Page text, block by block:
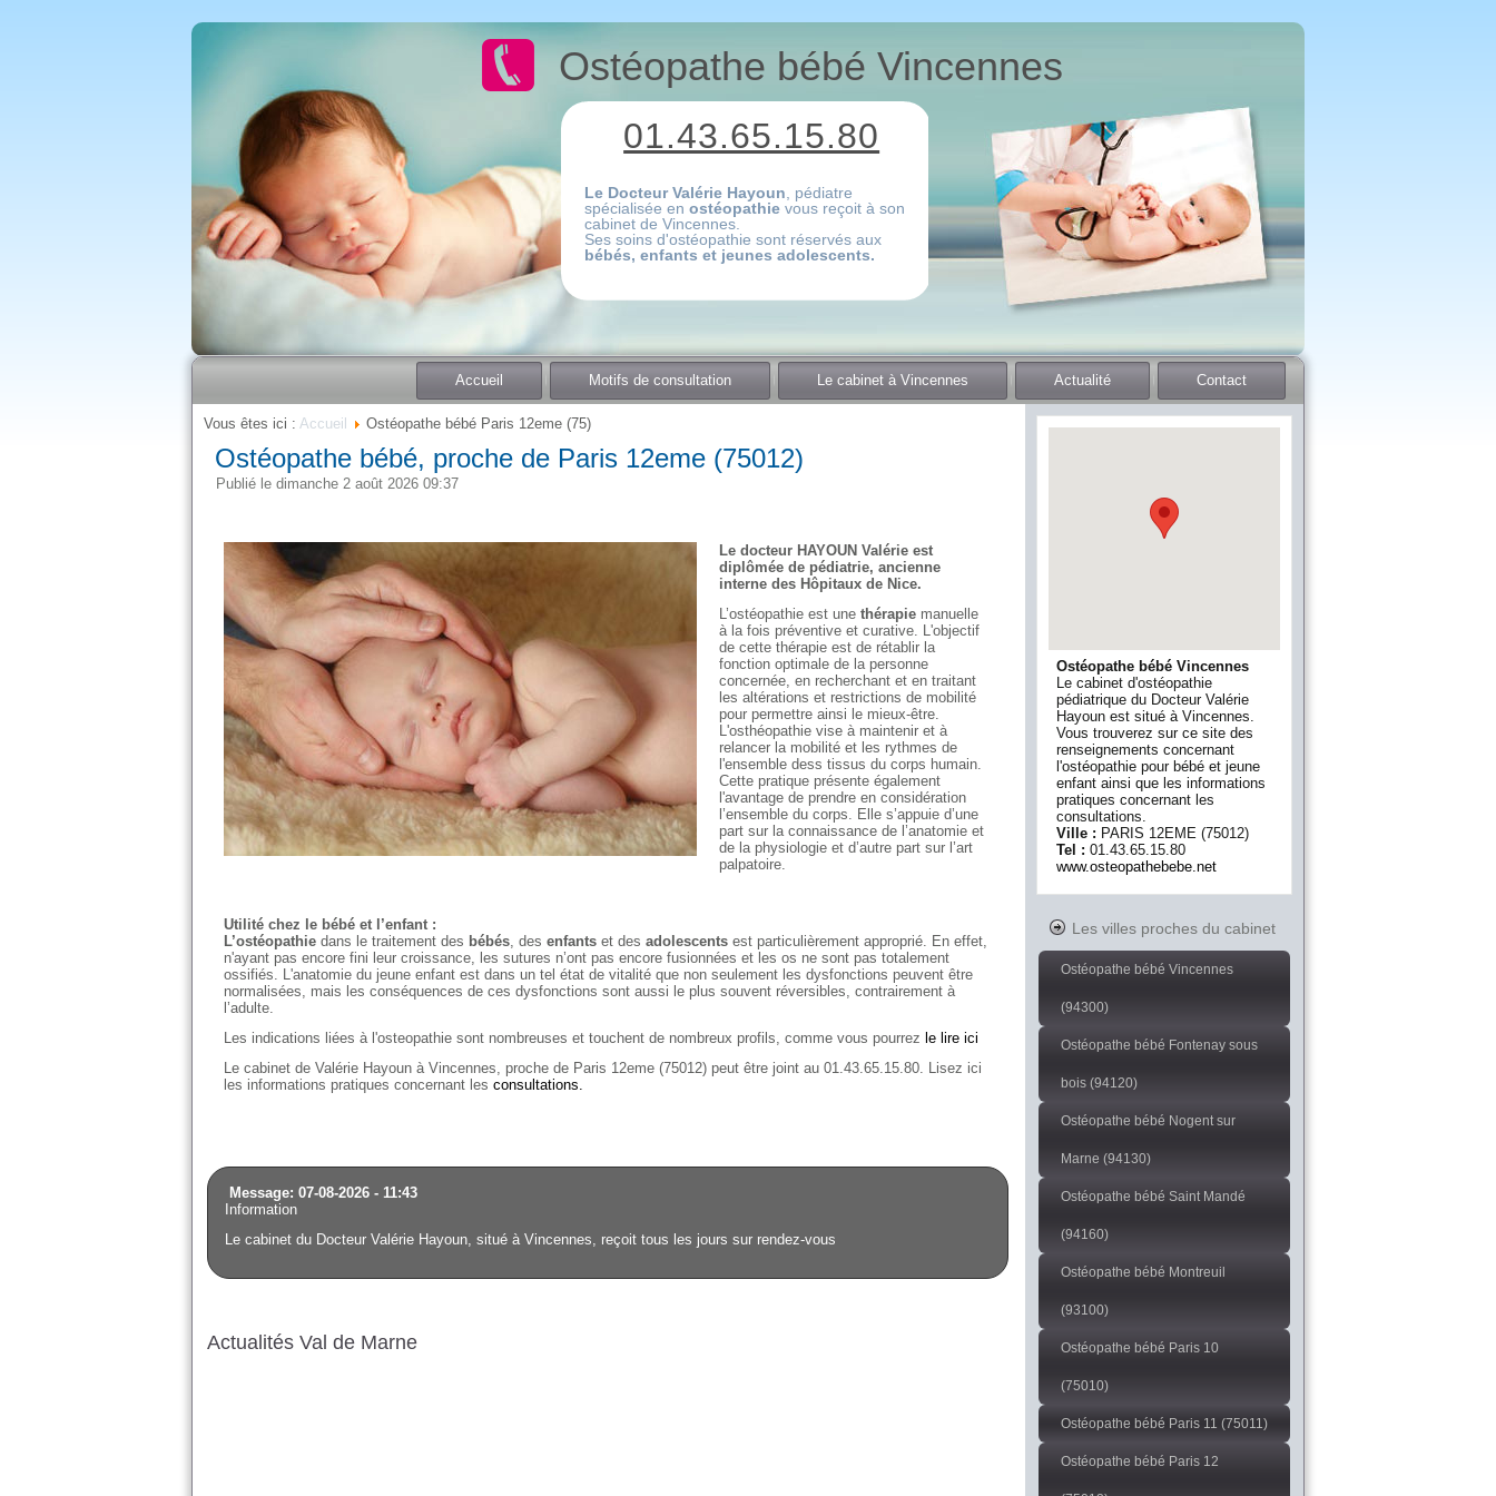
Le Docteur Valérie Hayoun , pédiatre
spécialisée en ostéopathievous reçoit à son
cabinet de Vincennes.
Ses soins d'ostéopathie sont réservés aux
bébés, enfants et jeunes adolescents.
Ostéopathe bébé Vincennes
01.43.65.15.80
Accueil Motifs de consultation Le cabinet à Vincennes Actualité Contact
Vous êtes ici : Accueil Ostéopathe bébé Paris 12eme (75)
Ostéopathe bébé, proche de Paris 12eme (75012)
Publié le dimanche 2 août 2026 09:37
Le docteur HAYOUN Valérie est
diplômée de pédiatrie, ancienne
interne des Hôpitaux de Nice.
L’ostéopathie est une thérapie manuelle
à la fois préventive et curative. L'objectif
de cette thérapie est de rétablir la
fonction optimale de la personne
concernée, en recherchant et en traitant
les altérations et restrictions de mobilité
pour permettre ainsi le mieux-être.
L'osthéopathie vise à maintenir et à
relancer la mobilité et les rythmes de
l'ensemble dess tissus du corps humain.
Cette pratique présente également
l'avantage de prendre en considération
l’ensemble du corps. Elle s’appuie d’une
part sur la connaissance de l’anatomie et
de la physiologie et d’autre part sur l’art
palpatoire.
Utilité chez le bébé et l’enfant :
L’ostéopathie dans le traitement des bébés, des enfants et des adolescents est particulièrement approprié. En effet,
n'ayant pas encore fini leur croissance, les sutures n’ont pas encore fusionnées et les os ne sont pas totalement
ossifiés. L'anatomie du jeune enfant est dans un tel état de vitalité que non seulement les dysfonctions peuvent être
normalisées, mais les conséquences de ces dysfonctions sont aussi le plus souvent réversibles, contrairement à
l’adulte.
Les indications liées à l'osteopathie sont nombreuses et touchent de nombreux profils, comme vous pourrez le lire ici
Le cabinet de Valérie Hayoun à Vincennes, proche de Paris 12eme (75012) peut être joint au 01.43.65.15.80. Lisez ici
les informations pratiques concernant les consultations.
Message: 07-08-2026 - 11:43
Information
Le cabinet du Docteur Valérie Hayoun, situé à Vincennes, reçoit tous les jours sur rendez-vous
Actualités Val de Marne
Ostéopathe bébé Vincennes
Le cabinet d'ostéopathie
pédiatrique du Docteur Valérie
Hayoun est situé à Vincennes.
Vous trouverez sur ce site des
renseignements concernant
l'ostéopathie pour bébé et jeune
enfant ainsi que les informations
pratiques concernant les
consultations.
Ville : PARIS 12EME (75012)
Tel : 01.43.65.15.80
www.osteopathebebe.net
Les villes proches du cabinet
Ostéopathe bébé Vincennes
(94300)
Ostéopathe bébé Fontenay sous
bois (94120)
Ostéopathe bébé Nogent sur
Marne (94130)
Ostéopathe bébé Saint Mandé
(94160)
Ostéopathe bébé Montreuil
(93100)
Ostéopathe bébé Paris 10
(75010)
Ostéopathe bébé Paris 11 (75011)
Ostéopathe bébé Paris 12